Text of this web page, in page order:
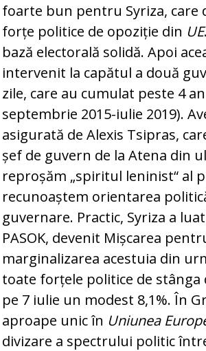
foarte bun pentru Syriza,
forțe politice de opoziție din UE
bază electorală solidă. Apoi
intervenit la capătul a două
zile, care au cumulat peste 4
septembrie 2015-iulie 2019).
asigurată de Alexis Tsipras,
șef de guvern de la Atena din
reproșăm „spiritul leninist“ al
recunoaștem orientarea
guvernare. Practic, Syriza a
PASOK, devenit Mișcarea
marginalizarea acestuia din
toate forțele politice de stânga
pe 7 iulie un modest 8,1%. În
aproape unic în Uniunea
divizare a spectrului politic